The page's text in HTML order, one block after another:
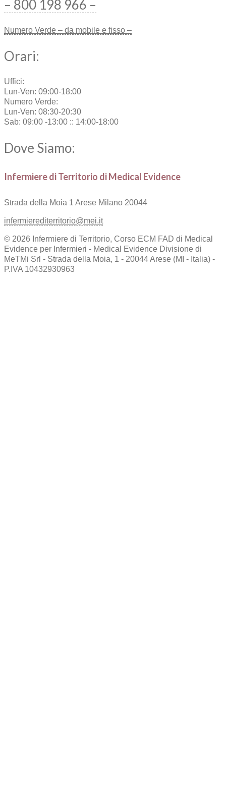
– 800 198 966 –
Numero Verde – da mobile e fisso –
Orari:
Uffici:
Lun-Ven: 09:00-18:00
Numero Verde:
Lun-Ven: 08:30-20:30
Sab: 09:00 -13:00 :: 14:00-18:00
Dove Siamo:
Infermiere di Territorio di Medical Evidence
Strada della Moia 1 Arese Milano 20044
infermierediterritorio@mei.it
© 2026 Infermiere di Territorio, Corso ECM FAD di Medical
Evidence per Infermieri - Medical Evidence Divisione di
MeTMi Srl - Strada della Moia, 1 - 20044 Arese (MI - Italia) -
P.IVA 10432930963